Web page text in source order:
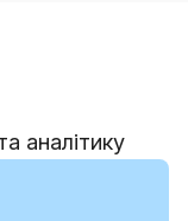
аналітику